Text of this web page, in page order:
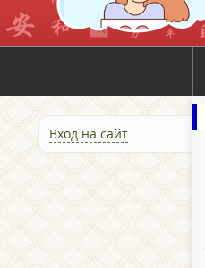
Вход на сайт